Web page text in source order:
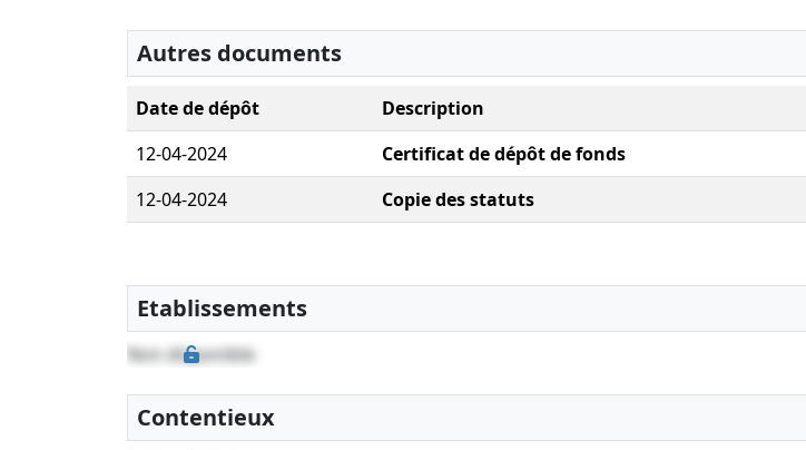
Autres documents
Date de dépôt Description
12-04-2024
Certificat de dépôt de fonds
12-04-2024
Copie des statuts
Etablissements
Non disponible
Contentieux